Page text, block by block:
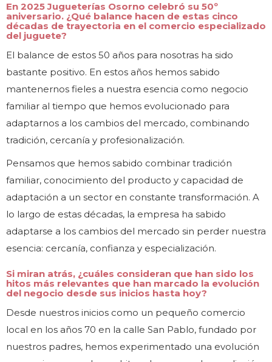
En 2025 Jugueterías Osorno celebró su 50º
aniversario. ¿Qué balance hacen de estas cinco
décadas de trayectoria en el comercio especializado
del juguete?
El balance de estos 50 años para nosotras ha sido
bastante positivo. En estos años hemos sabido
mantenernos fieles a nuestra esencia como negocio
familiar al tiempo que hemos evolucionado para
adaptarnos a los cambios del mercado, combinando
tradición, cercanía y profesionalización.
Pensamos que hemos sabido combinar tradición
familiar, conocimiento del producto y capacidad de
adaptación a un sector en constante transformación. A
lo largo de estas décadas, la empresa ha sabido
adaptarse a los cambios del mercado sin perder nuestra
esencia: cercanía, confianza y especialización.
Si miran atrás, ¿cuáles consideran que han sido los
hitos más relevantes que han marcado la evolución
del negocio desde sus inicios hasta hoy?
Desde nuestros inicios como un pequeño comercio
local en los años 70 en la calle San Pablo, fundado por
nuestros padres, hemos experimentado una evolución